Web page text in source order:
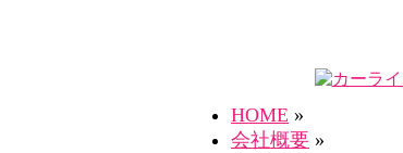
HOME »
会社概要 »